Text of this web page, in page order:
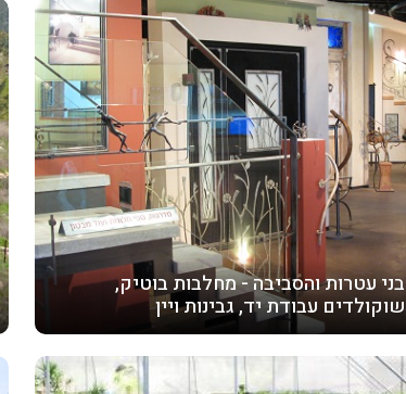
בני עטרות והסביבה - מחלבות בוטיק,
שוקולדים עבודת יד, גבינות ויין